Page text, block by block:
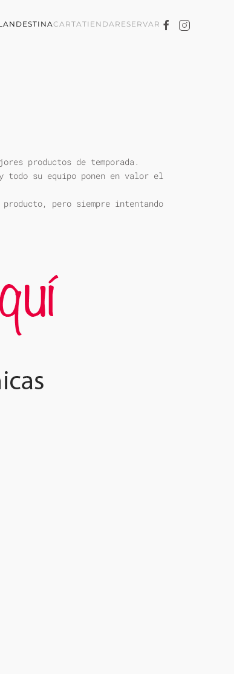
CARTATIENDARESERVAR
productos de temporada.
todo su equipo ponen en valor el
pero siempre intentando